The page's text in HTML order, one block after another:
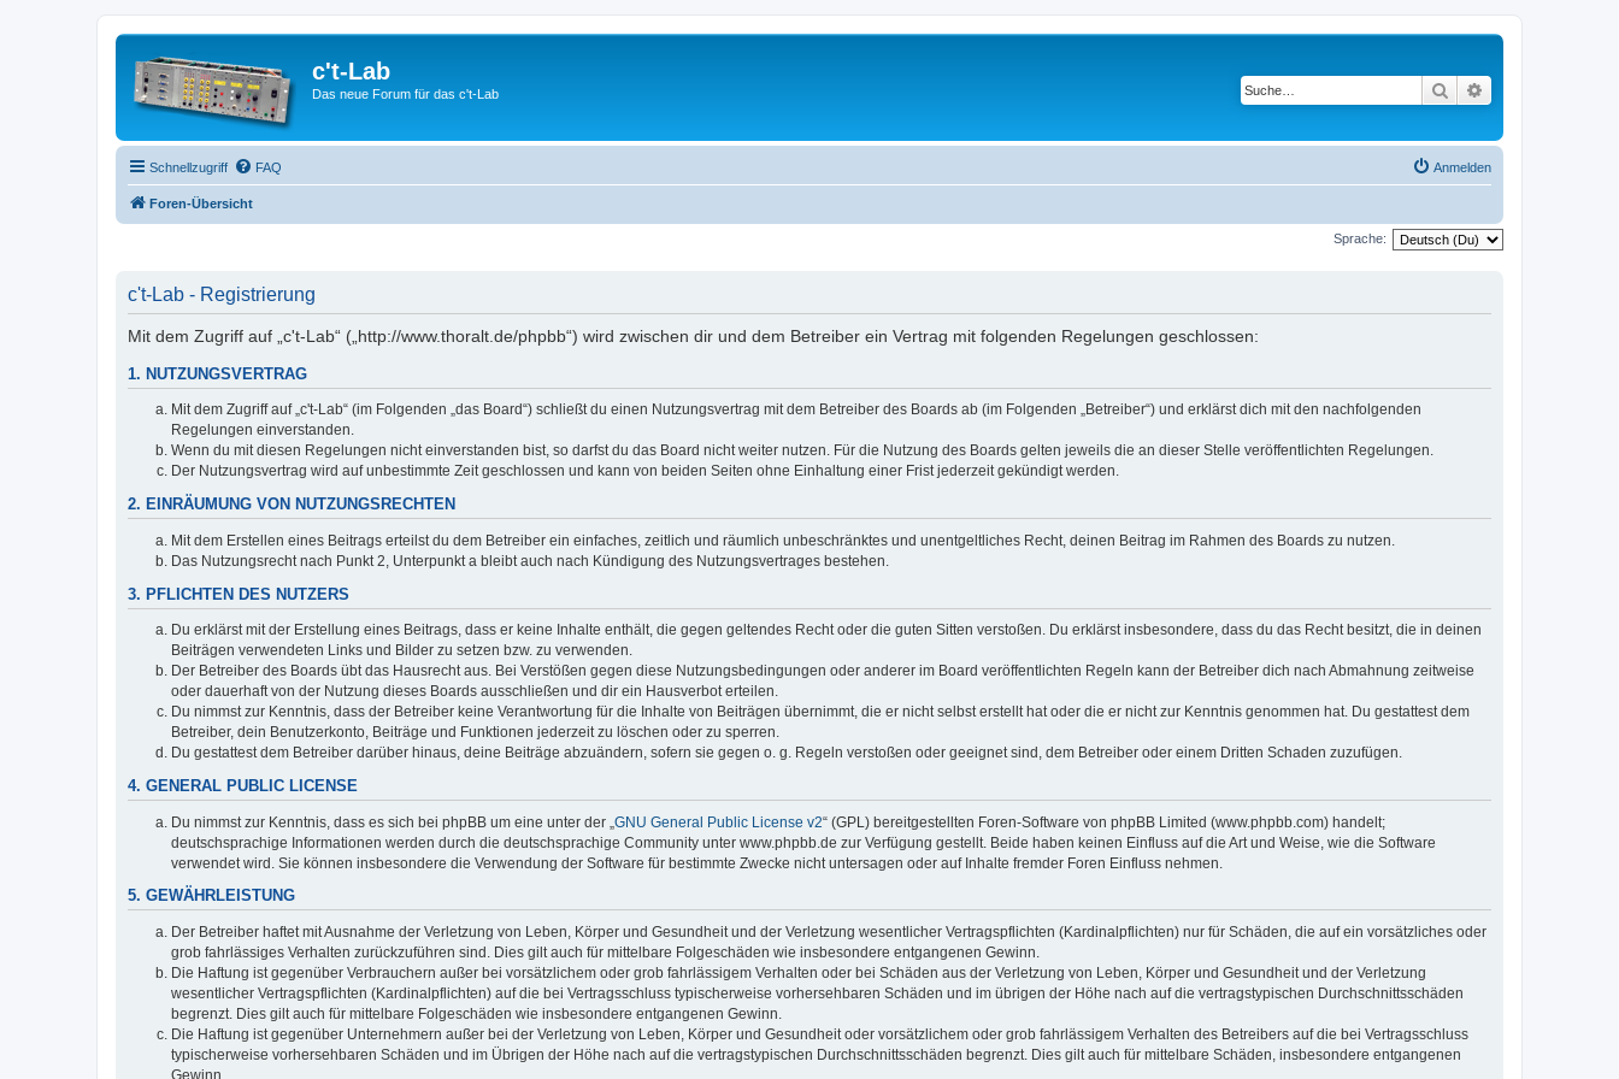
c't-Lab
Das neue Forum für das c't-Lab Suche
Schnellzugriff FAQ Anmelden
Foren-Übersicht
Sprache:
c't-Lab - Registrierung
Mit dem Zugriff auf „c't-Lab“ („http://www.thoralt.de/phpbb“) wird zwischen dir und dem Betreiber ein Vertrag mit folgenden Regelungen geschlossen:
1. NUTZUNGSVERTRAG
Mit dem Zugriff auf „c't-Lab“ (im Folgenden „das Board“) schließt du einen Nutzungsvertrag mit dem Betreiber des Boards ab (im Folgenden „Betreiber“) und erklärst dich mit den nachfolgenden
Regelungen einverstanden.
Wenn du mit diesen Regelungen nicht einverstanden bist, so darfst du das Board nicht weiter nutzen. Für die Nutzung des Boards gelten jeweils die an dieser Stelle veröffentlichten Regelungen.
Der Nutzungsvertrag wird auf unbestimmte Zeit geschlossen und kann von beiden Seiten ohne Einhaltung einer Frist jederzeit gekündigt werden.
2. EINRÄUMUNG VON NUTZUNGSRECHTEN
Mit dem Erstellen eines Beitrags erteilst du dem Betreiber ein einfaches, zeitlich und räumlich unbeschränktes und unentgeltliches Recht, deinen Beitrag im Rahmen des Boards zu nutzen.
Das Nutzungsrecht nach Punkt 2, Unterpunkt a bleibt auch nach Kündigung des Nutzungsvertrages bestehen.
3. PFLICHTEN DES NUTZERS
Du erklärst mit der Erstellung eines Beitrags, dass er keine Inhalte enthält, die gegen geltendes Recht oder die guten Sitten verstoßen. Du erklärst insbesondere, dass du das Recht besitzt, die in deinen
Beiträgen verwendeten Links und Bilder zu setzen bzw. zu verwenden.
Der Betreiber des Boards übt das Hausrecht aus. Bei Verstößen gegen diese Nutzungsbedingungen oder anderer im Board veröffentlichten Regeln kann der Betreiber dich nach Abmahnung zeitweise
oder dauerhaft von der Nutzung dieses Boards ausschließen und dir ein Hausverbot erteilen.
Du nimmst zur Kenntnis, dass der Betreiber keine Verantwortung für die Inhalte von Beiträgen übernimmt, die er nicht selbst erstellt hat oder die er nicht zur Kenntnis genommen hat. Du gestattest dem
Betreiber, dein Benutzerkonto, Beiträge und Funktionen jederzeit zu löschen oder zu sperren.
Du gestattest dem Betreiber darüber hinaus, deine Beiträge abzuändern, sofern sie gegen o. g. Regeln verstoßen oder geeignet sind, dem Betreiber oder einem Dritten Schaden zuzufügen.
4. GENERAL PUBLIC LICENSE
Du nimmst zur Kenntnis, dass es sich bei phpBB um eine unter der „ GNU General Public License v2“ (GPL) bereitgestellten Foren-Software von phpBB Limited (www.phpbb.com) handelt;
deutschsprachige Informationen werden durch die deutschsprachige Community unter www.phpbb.de zur Verfügung gestellt. Beide haben keinen Einfluss auf die Art und Weise, wie die Software
verwendet wird. Sie können insbesondere die Verwendung der Software für bestimmte Zwecke nicht untersagen oder auf Inhalte fremder Foren Einfluss nehmen.
5. GEWÄHRLEISTUNG
Der Betreiber haftet mit Ausnahme der Verletzung von Leben, Körper und Gesundheit und der Verletzung wesentlicher Vertragspflichten (Kardinalpflichten) nur für Schäden, die auf ein vorsätzliches oder
grob fahrlässiges Verhalten zurückzuführen sind. Dies gilt auch für mittelbare Folgeschäden wie insbesondere entgangenen Gewinn.
Die Haftung ist gegenüber Verbrauchern außer bei vorsätzlichem oder grob fahrlässigem Verhalten oder bei Schäden aus der Verletzung von Leben, Körper und Gesundheit und der Verletzung
wesentlicher Vertragspflichten (Kardinalpflichten) auf die bei Vertragsschluss typischerweise vorhersehbaren Schäden und im übrigen der Höhe nach auf die vertragstypischen Durchschnittsschäden
begrenzt. Dies gilt auch für mittelbare Folgeschäden wie insbesondere entgangenen Gewinn.
Die Haftung ist gegenüber Unternehmern außer bei der Verletzung von Leben, Körper und Gesundheit oder vorsätzlichem oder grob fahrlässigem Verhalten des Betreibers auf die bei Vertragsschluss
typischerweise vorhersehbaren Schäden und im Übrigen der Höhe nach auf die vertragstypischen Durchschnittsschäden begrenzt. Dies gilt auch für mittelbare Schäden, insbesondere entgangenen
Gewinn.